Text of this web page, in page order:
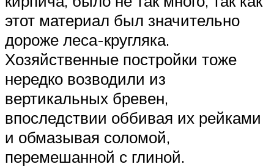
этот материал был значительно
дороже леса-кругляка.
Хозяйственные постройки тоже
нередко возводили из
вертикальных бревен,
впоследствии оббивая их рейками
и обмазывая соломой,
перемешанной с глиной.